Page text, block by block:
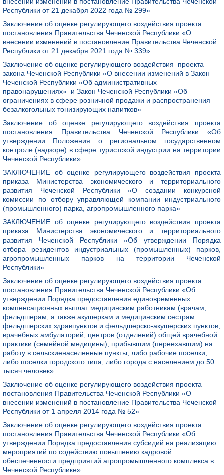
Республики от 21 декабря 2022 года № 299»
Заключение об оценке регулирующего воздействия проекта
постановления Правительства Чеченской Республики «О
внесении изменений в постановление Правительства Чеченской
Республики от 21 декабря 2021 года № 339»
Заключение об оценке регулирующего воздействия проекта
закона Чеченской Республики «О внесении изменений в Закон
Чеченской Республики «Об административных
правонарушениях» и Закон Чеченской Республики «Об
ограничениях в сфере розничной продажи и распространения
безалкогольных тонизирующих напитков»
Заключение об оценке регулирующего воздействия проекта
постановления Правительства Чеченской Республики «Об
утверждении Положения о региональном государственном
контроле (надзоре) в сфере туристской индустрии на территории
Чеченской Республики»
ЗАКЛЮЧЕНИЕ об оценке регулирующего воздействия проекта
приказа Министерства экономического и территориального
развития Чеченской Республики «О создании конкурсной
комиссии по отбору управляющей компании индустриального
(промышленного) парка, агропромышленного парка»
ЗАКЛЮЧЕНИЕ об оценке регулирующего воздействия проекта
приказа Министерства экономического и территориального
развития Чеченской Республики «Об утверждении Порядка
отбора резидентов индустриальных (промышленных) парков,
агропромышленных парков на территории Чеченской
Республики»
Заключение об оценке регулирующего воздействия проекта
постановления Правительства Чеченской Республики «Об
утверждении Порядка предоставления единовременных
компенсационных выплат медицинским работникам (врачам,
фельдшерам, а также акушеркам и медицинским сестрам
фельдшерских здравпунктов и фельдшерско-акушерских пунктов,
врачебных амбулаторий, центров (отделений) общей врачебной
практики (семейной медицины), прибывшим (переехавшим) на
работу в сельскиенаселенные пункты, либо рабочие поселки,
либо поселки городского типа, либо города с населением до 50
тысяч человек»
Заключение об оценке регулирующего воздействия проекта
постановления Правительства Чеченской Республики «О
внесении изменений в постановление Правительства Чеченской
Республики от 1 апреля 2014 года № 52»
Заключение об оценке регулирующего воздействия проекта
постановления Правительства Чеченской Республики «Об
утверждении Порядка предоставления субсидий на реализацию
мероприятий по содействию повышению кадровой
обеспеченности предприятий агропромышленного комплекса в
Чеченской Республике»